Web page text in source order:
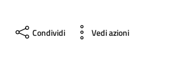
Condividi Vedi azioni